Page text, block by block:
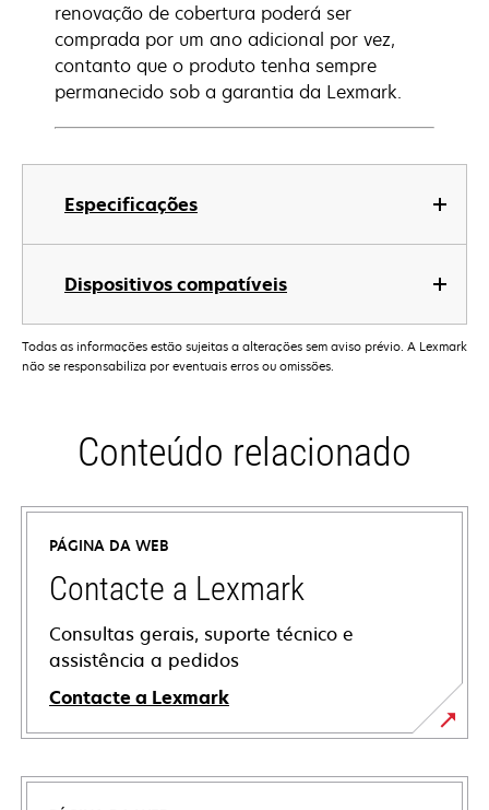
Especificações
Dispositivos compatíveis
renovação de cobertura poderá ser
comprada por um ano adicional por vez,
contanto que o produto tenha sempre
permanecido sob a garantia da Lexmark.
Todas as informações estão sujeitas a alterações sem aviso prévio. A Lexmark
não se responsabiliza por eventuais erros ou omissões.
Conteúdo relacionado
PÁGINA DA WEB
Contacte a Lexmark
Consultas gerais, suporte técnico e
assistência a pedidos
Contacte a Lexmark